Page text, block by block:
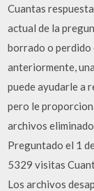
Cuantas
actual de la
borrado o
anteriormente,
puede ayudarle a
pero le
archivos
Preguntado el 1
5329 visitas
Los archivos